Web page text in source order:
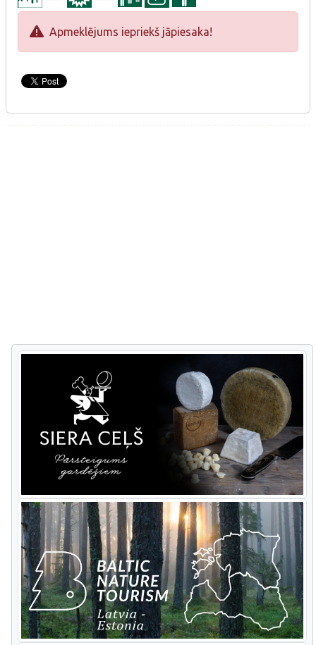
Apmeklējums iepriekš jāpiesaka!